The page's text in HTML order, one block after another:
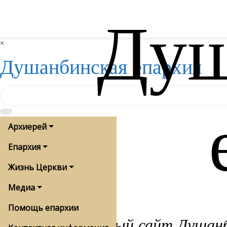
×
Душанбинская епархия
Архиерей
Епархия
Жизнь Церкви
Медиа
Помощь епархии